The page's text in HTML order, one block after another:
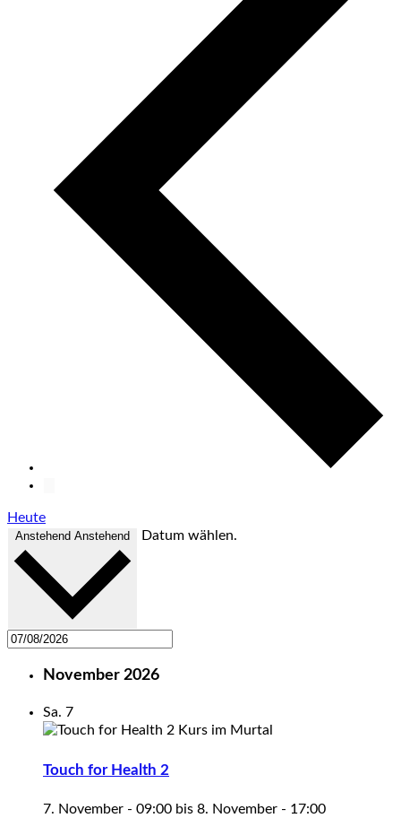
Heute
Anstehend Anstehend Datum wählen.
November 2026
Sa. 7
Touch for Health 2
7. November - 09:00 bis 8. November - 17:00